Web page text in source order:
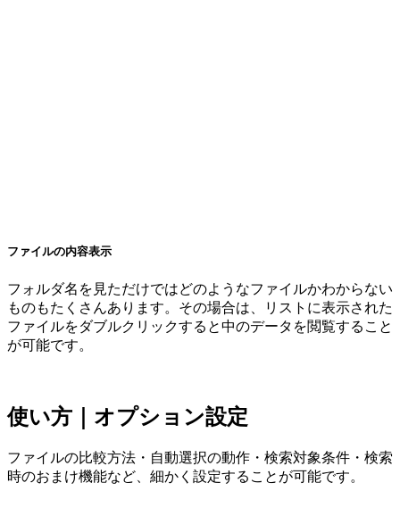
ファイルの内容表示
フォルダ名を見ただけではどのようなファイルかわからない
ものもたくさんあります。その場合は、リストに表示された
ファイルをダブルクリックすると中のデータを閲覧すること
が可能です。
使い方｜オプション設定
ファイルの比較方法・自動選択の動作・検索対象条件・検索
時のおまけ機能など、細かく設定することが可能です。